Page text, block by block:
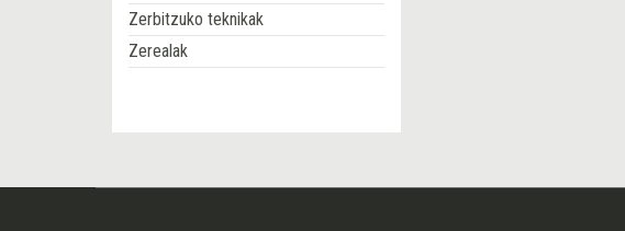
Zerbitzuko teknikak
Zerealak